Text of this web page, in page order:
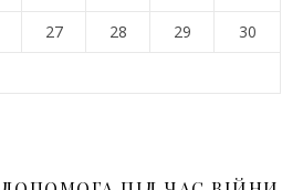
27 28 29
30